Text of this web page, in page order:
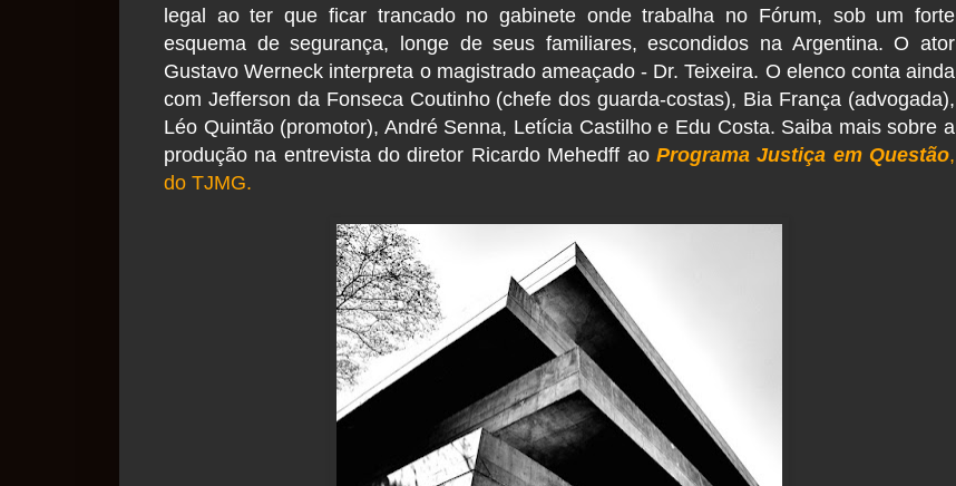
legal ao ter que ficar trancado no gabinete onde trabalha no Fórum, sob um forte
esquema de segurança, longe de seus familiares, escondidos na Argentina. O ator
Gustavo Werneck interpreta o magistrado ameaçado - Dr. Teixeira. O elenco conta ainda
com Jefferson da Fonseca Coutinho (chefe dos guarda-costas), Bia França (advogada),
Léo Quintão (promotor), André Senna, Letícia Castilho e Edu Costa. Saiba mais sobre a
produção na entrevista do diretor Ricardo Mehedff ao Programa Justiça em Questão,
do TJMG.